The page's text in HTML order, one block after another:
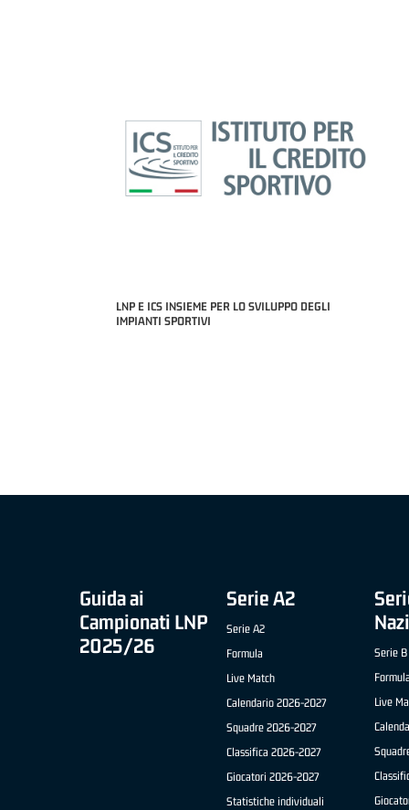
LNP E ICS INSIEME PER LO SVILUPPO DEGLI
IMPIANTI SPORTIVI
Guida ai
Campionati LNP
2025/26
Serie A2
Serie A2
Formula
Live Match
Calendario 2026-2027
Squadre 2026-2027
Classifica 2026-2027
Giocatori 2026-2027
Statistiche individuali
Serie
Live